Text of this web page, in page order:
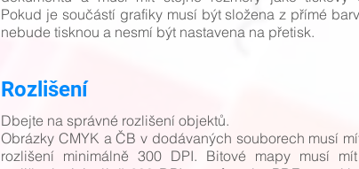
Pokud je součástí grafiky musí být složena z přímé
nebude tisknou a nesmí být nastavena na přetisk.
Rozlišení
Dbejte na správné rozlišení objektů.
Obrázky CMYK a ČB v dodávaných souborech musí
rozlišení minimálně 300 DPI. Bitové mapy musí